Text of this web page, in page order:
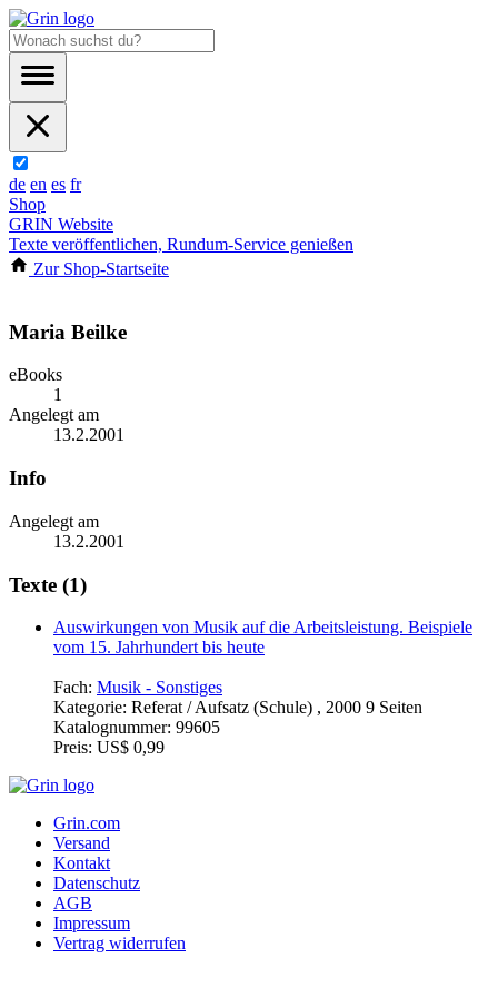
de en es fr
Shop
GRIN Website
Texte veröffentlichen, Rundum-Service genießen
Zur Shop-Startseite
Maria Beilke
eBooks
1
Angelegt am
13.2.2001
Info
Angelegt am
13.2.2001
Texte (1)
Auswirkungen von Musik auf die Arbeitsleistung. Beispiele
vom 15. Jahrhundert bis heute
Fach: Musik - Sonstiges
Kategorie: Referat / Aufsatz (Schule) , 2000 9 Seiten
Katalognummer: 99605
Preis: US$ 0,99
Grin.com
Versand
Kontakt
Datenschutz
AGB
Impressum
Vertrag widerrufen